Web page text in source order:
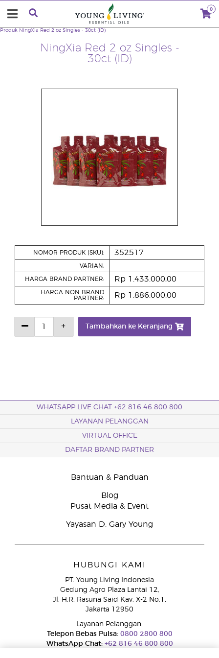
0
NingXia Red 2 oz Singles -
30ct (ID)
Produk NingXia Red 2 oz Singles - 30ct (ID)
NOMOR PRODUK (SKU): 352517
VARIAN:
HARGA BRAND PARTNER: Rp 1.433.000,00
HARGA NON BRAND
PARTNER:
Rp 1.886.000,00
Tambahkan ke Keranjang
WHATSAPP LIVE CHAT +62 816 46 800 800
LAYANAN PELANGGAN
VIRTUAL OFFICE
DAFTAR BRAND PARTNER
Bantuan & Panduan
Blog
Pusat Media & Event
Yayasan D. Gary Young
HUBUNGI KAMI
PT. Young Living Indonesia
Gedung Agro Plaza Lantai 12,
Jl. H.R. Rasuna Said Kav. X-2 No.1,
Jakarta 12950
Layanan Pelanggan:
Telepon Bebas Pulsa:0800 2800 800
WhatsApp Chat:+62 816 46 800 800